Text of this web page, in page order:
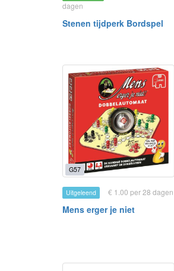
dagen
Stenen tijdperk Bordspel
G57
Uitgeleend € 1.00 per 28 dagen
Mens erger je niet